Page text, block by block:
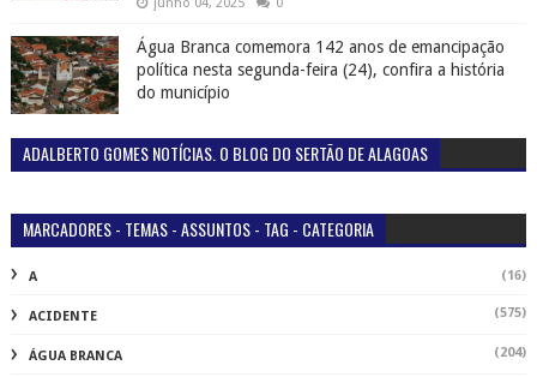
Água Branca comemora 142 anos de emancipação
política nesta segunda-feira (24), confira a história
do município
ADALBERTO GOMES NOTÍCIAS. O BLOG DO SERTÃO DE ALAGOAS
MARCADORES - TEMAS - ASSUNTOS - TAG - CATEGORIA
A (16)
ACIDENTE (575)
ÁGUA BRANCA (204)